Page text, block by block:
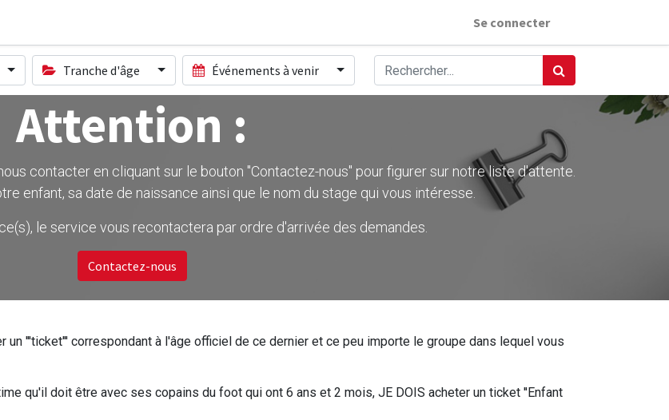
Se connecter
Tranche d'âge Événements à venir
Attention :
contacter en cliquant sur le bouton ''Contactez-nous" pour figurer sur notre liste d'attente.
enfant, sa date de naissance ainsi que le nom du stage qui vous intéresse.
le service vous recontactera par ordre d'arrivée des demandes.
Contactez-nous
'''ticket''' correspondant à l'âge officiel de ce dernier et ce peu importe le groupe dans lequel vous
qu'il doit être avec ses copains du foot qui ont 6 ans et 2 mois, JE DOIS acheter un ticket ''Enfant